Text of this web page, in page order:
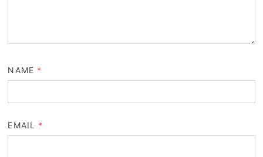
NAME *
EMAIL *